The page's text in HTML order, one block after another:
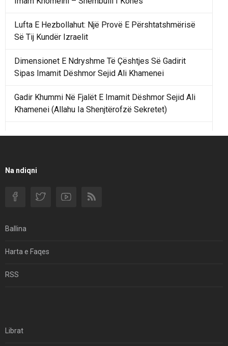
Lufta E Hezbollahut: Një Provë E Përshtatshmërisë
Së Tij Kundër Izraelit
Dimensionet E Ndryshme Të Çështjes Së Gadirit
Sipas Imamit Dëshmor Sejid Ali Khamenei
Gadir Khummi Në Fjalët E Imamit Dëshmor Sejid Ali
Khamenei (Allahu Ia Shenjtërofzë Sekretet)
Filmi I Shkurtër Iranian “Pasta Alfredo” Ka Udhëtuar
Na ndiqni
Ballina
Harta e Faqes
RSS
Librat